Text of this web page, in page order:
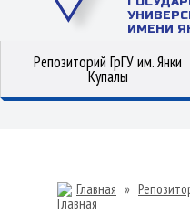
ИМЕНИ
Репозиторий ГрГУ им. Янки
Купалы
Главная »